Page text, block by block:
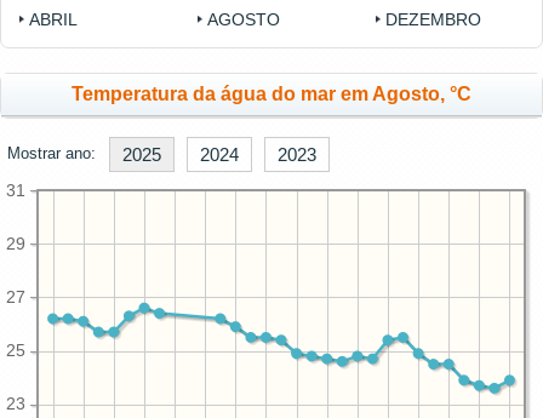
ABRIL
AGOSTO
DEZEMBRO
Temperatura da água do mar em Agosto, °C
Mostrar ano: 2025 2024 2023
23
25
27
29
31